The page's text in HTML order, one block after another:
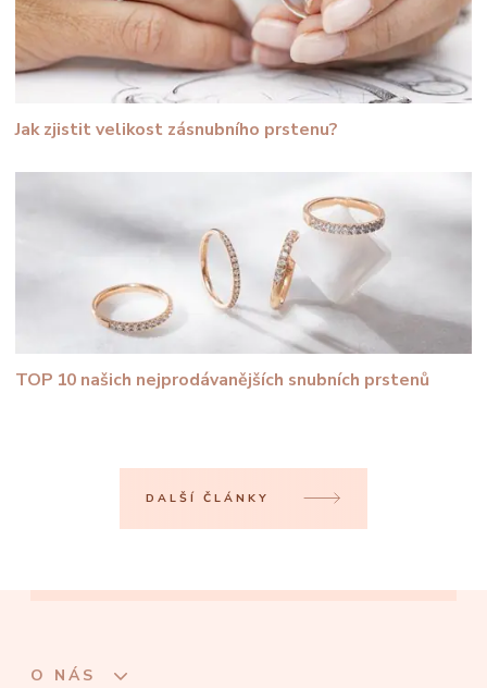
Jak zjistit velikost zásnubního prstenu?
TOP 10 našich nejprodávanějších snubních prstenů
DALŠÍ ČLÁNKY
O NÁS